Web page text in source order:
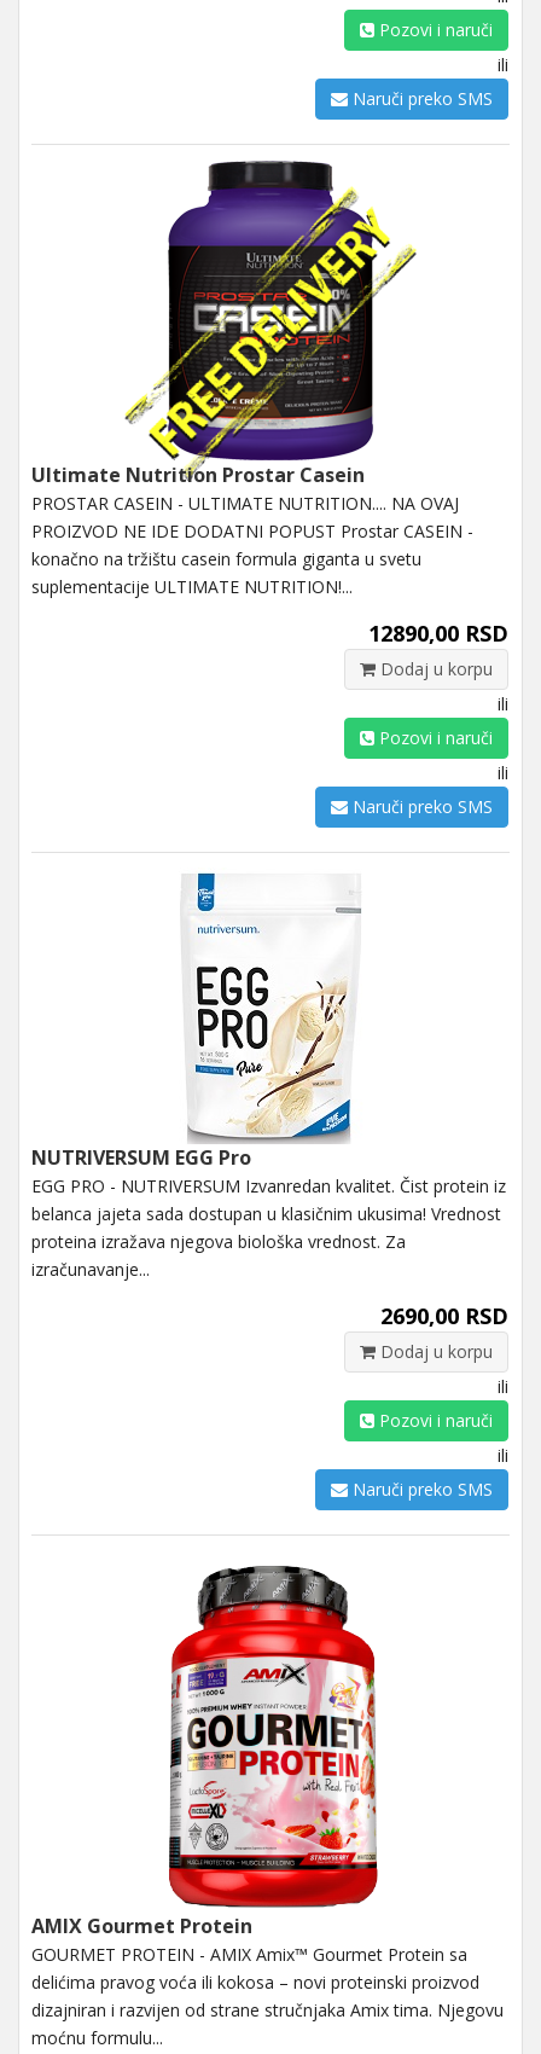
Pozovi i naruči
ili
Naruči preko SMS
Ultimate Nutrition Prostar Casein
PROSTAR CASEIN - ULTIMATE NUTRITION.... NA OVAJ
PROIZVOD NE IDE DODATNI POPUST Prostar CASEIN -
konačno na tržištu casein formula giganta u svetu
suplementacije ULTIMATE NUTRITION!...
12890,00 RSD
Dodaj u korpu
ili
Pozovi i naruči
ili
Naruči preko SMS
NUTRIVERSUM EGG Pro
EGG PRO - NUTRIVERSUM Izvanredan kvalitet. Čist protein iz
belanca jajeta sada dostupan u klasičnim ukusima! Vrednost
proteina izražava njegova biološka vrednost. Za
izračunavanje...
2690,00 RSD
Dodaj u korpu
ili
Pozovi i naruči
ili
Naruči preko SMS
AMIX Gourmet Protein
GOURMET PROTEIN - AMIX Amix™ Gourmet Protein sa
delićima pravog voća ili kokosa – novi proteinski proizvod
dizajniran i razvijen od strane stručnjaka Amix tima. Njegovu
moćnu formulu...